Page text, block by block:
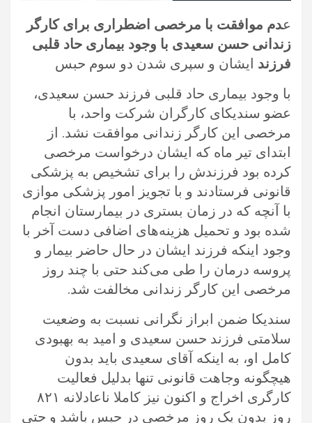
عدم موافقت با مرخصی اضطراری برای کارگر
زندانی حسن سعیدی با وجود بیماری حاد قلبی
فرزند ایشان و‌ سپری شدن دو سوم حبس
با وجود بیماری حاد قلبی فرزند حسن سعیدی،
عضو سندیکای کارگران شرکت واحد، با
مرخصی این کارگر زندانی موافقت نشد. از
ابتدای تیر ماه که ایشان درخواست مرخصی
کرده بود فرزندش را برای تشخیص به پزشکی
قانونی فرستادند و با تجویز امور پزشکی موازی
با آنچه که در زمان بستری در بیمارستان انجام
شده بود و تحمیل هزینه‌های اضافی دست آخر با
وجود اینکه فرزند ایشان در حال حاضر بیمار و
پروسه درمان را طی می‌کند حتی با چند روز
مرخصی این کارگر زندانی مخالفت شد.
سندیکا ضمن ابراز نگرانی نسبت به وضعیت
سلامتی فرزند حسن سعیدی و امید به بهبودی
کامل او، به اینکه آقای سعیدی باید بدون
هیچگونه وجاهت قانونی تنها بدلیل فعالیت
کارگری اخراج و اکنون نیز کاملا ناعادلانه ۸۲۱
روز بدون یک روز مرخصی در حبس باشد و حتی